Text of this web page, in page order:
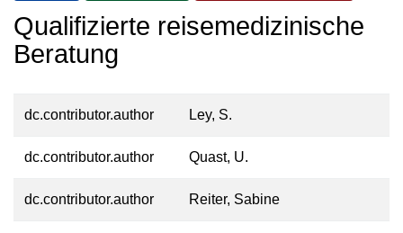
Qualifizierte reisemedizinische
Beratung
dc.contributor.author Ley, S.
dc.contributor.author Quast, U.
dc.contributor.author Reiter, Sabine